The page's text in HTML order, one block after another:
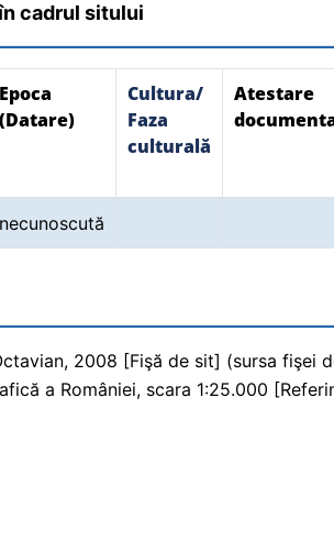
cadrul sitului
Epoca
(Datare)
Cultura/
Faza
culturală
Atestare
necunoscută
2008 [Fişă de sit] (sursa fişei
a României, scara 1:25.000